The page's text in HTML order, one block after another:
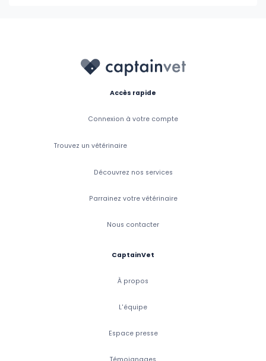
Accès rapide
Connexion à votre compte
Trouvez un vétérinaire
Découvrez nos services
Parrainez votre vétérinaire
Nous contacter
CaptainVet
À propos
L'équipe
Espace presse